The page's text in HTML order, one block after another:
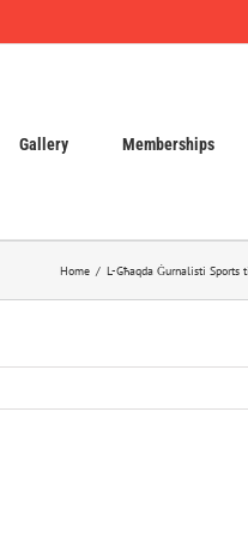
Gallery Memberships
Home L-Għaqda Ġurnalisti Sports